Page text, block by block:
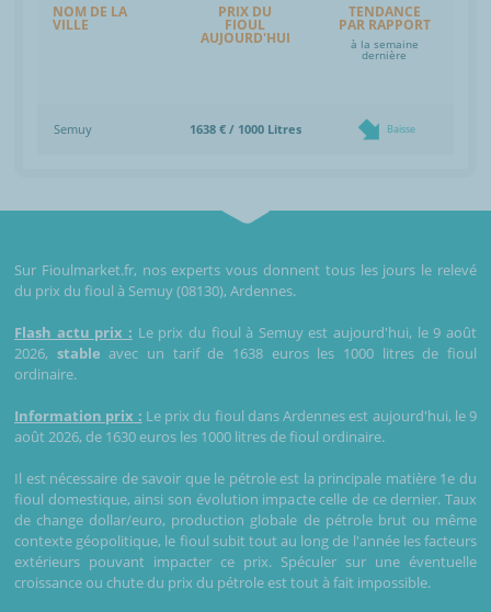
NOM DE LA
VILLE
PRIX DU
FIOUL
AUJOURD'HUI
TENDANCE
PAR RAPPORT
à la semaine
dernière
Semuy 1638 € / 1000 Litres Baisse
Sur Fioulmarket.fr, nos experts vous donnent tous les jours le relevé
du prix du fioul à Semuy (08130), Ardennes.
Flash actu prix : Le prix du fioul à Semuy est aujourd'hui, le 9 août
2026, stable avec un tarif de 1638 euros les 1000 litres de fioul
ordinaire.
Information prix : Le prix du fioul dans Ardennes est aujourd'hui, le 9
août 2026, de 1630 euros les 1000 litres de fioul ordinaire.
Il est nécessaire de savoir que le pétrole est la principale matière 1e du
fioul domestique, ainsi son évolution impacte celle de ce dernier. Taux
de change dollar/euro, production globale de pétrole brut ou même
contexte géopolitique, le fioul subit tout au long de l'année les facteurs
extérieurs pouvant impacter ce prix. Spéculer sur une éventuelle
croissance ou chute du prix du pétrole est tout à fait impossible.